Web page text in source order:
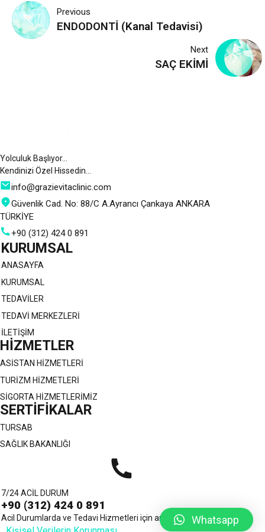
Yazı
gezinmesi
Previous
ENDODONTİ (Kanal Tedavisi)
Next
SAÇ EKİMİ
Yolculuk Başlıyor…
Kendinizi Özel Hissedin…
info@grazievitaclinic.com
Güvenlik Cad. No: 88/C A.Ayrancı Çankaya ANKARA
TÜRKİYE
+90 (312) 424 0 891
KURUMSAL
ANASAYFA
KURUMSAL
TEDAVİLER
TEDAVİ MERKEZLERİ
İLETİŞİM
HİZMETLER
ASİSTAN HİZMETLERİ
TURİZM HİZMETLERİ
SİGORTA HİZMETLERİMİZ
SERTİFİKALAR
TURSAB
SAĞLIK BAKANLIĞI
7/24 ACİL DURUM
+90 (312) 424 0 891
Acil Durumlarda ve Tedavi Hizmetleri için arayabilirsiniz.Whatsapp